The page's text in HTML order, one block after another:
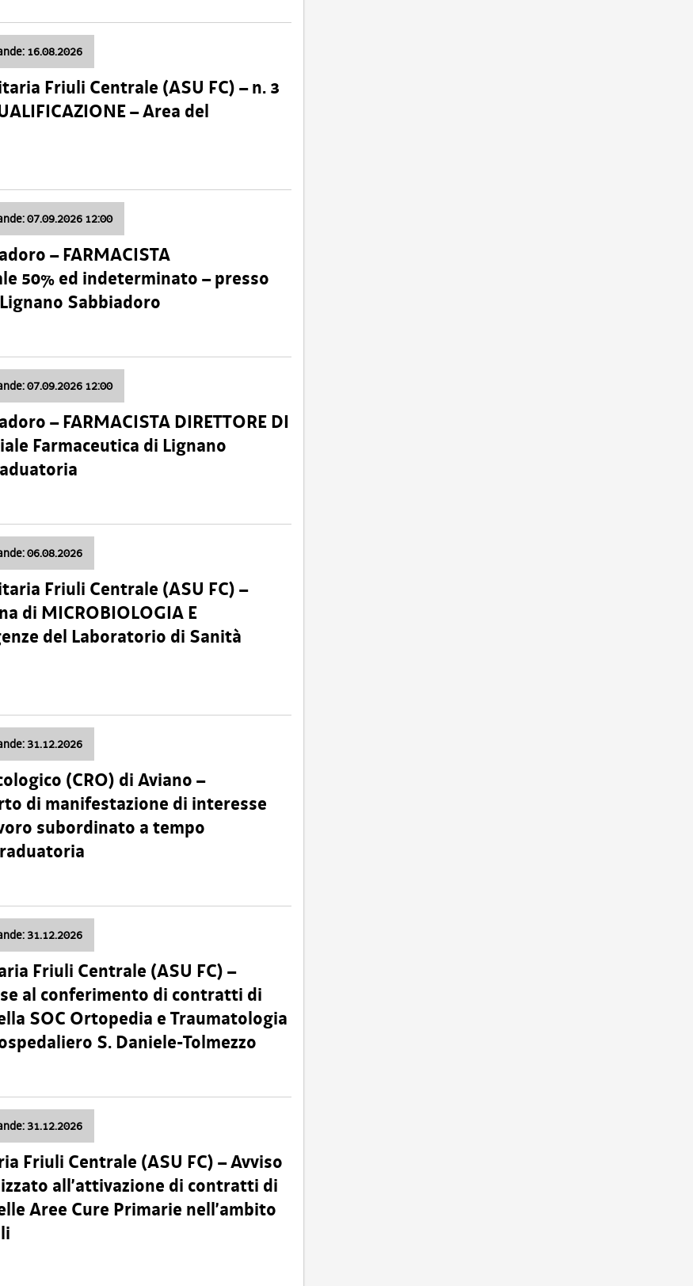
16.08.2026
Friuli Centrale (ASU FC) – n. 3
– Area del
07.09.2026 12:00
– FARMACISTA
50% ed indeterminato – presso
Sabbiadoro
07.09.2026 12:00
– FARMACISTA DIRETTORE DI
Farmaceutica di Lignano
06.08.2026
Friuli Centrale (ASU FC) –
di MICROBIOLOGIA E
del Laboratorio di Sanità
31.12.2026
(CRO) di Aviano –
di manifestazione di interesse
subordinato a tempo
31.12.2026
Friuli Centrale (ASU FC) –
al conferimento di contratti di
SOC Ortopedia e Traumatologia
S. Daniele-Tolmezzo
31.12.2026
Friuli Centrale (ASU FC) – Avviso
all’attivazione di contratti di
Aree Cure Primarie nell’ambito